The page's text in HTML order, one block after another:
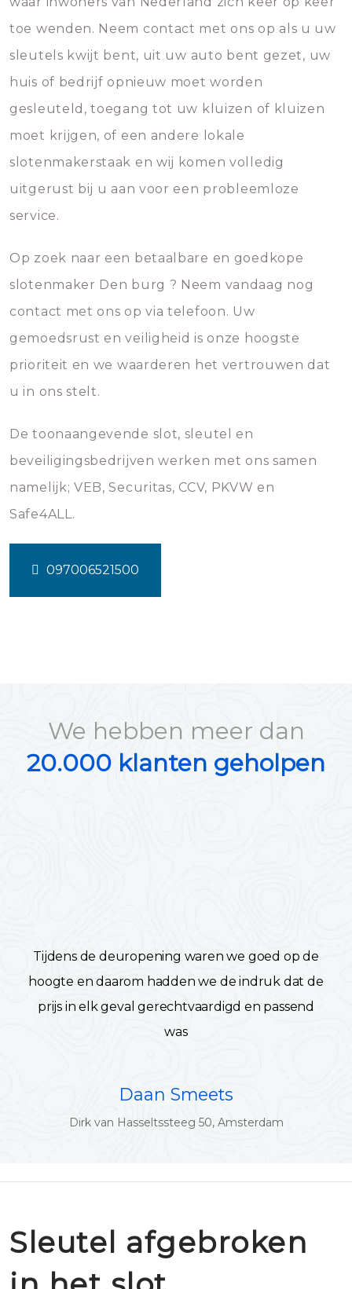
toe wenden. Neem contact met ons op als u uw
sleutels kwijt bent, uit uw auto bent gezet, uw
huis of bedrijf opnieuw moet worden
gesleuteld, toegang tot uw kluizen of kluizen
moet krijgen, of een andere lokale
slotenmakerstaak en wij komen volledig
uitgerust bij u aan voor een probleemloze
service.
Op zoek naar een betaalbare en goedkope
slotenmaker Den burg ? Neem vandaag nog
contact met ons op via telefoon. Uw
gemoedsrust en veiligheid is onze hoogste
prioriteit en we waarderen het vertrouwen dat
u in ons stelt.
De toonaangevende slot, sleutel en
beveiligingsbedrijven werken met ons samen
namelijk; VEB, Securitas, CCV, PKVW en
Safe4ALL.
097006521500
We hebben meer dan
20.000 klanten geholpen
Tijdens de deuropening waren we goed op de
hoogte en daarom hadden we de indruk dat de
prijs in elk geval gerechtvaardigd en passend
was
Daan Smeets
Dirk van Hasseltssteeg 50, Amsterdam
Sleutel afgebroken